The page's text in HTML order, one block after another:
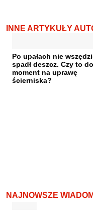
INNE ARTYKUŁY
Po upałach nie
spadł deszcz. Czy to
moment na uprawę
ścierniska?
NAJNOWSZE